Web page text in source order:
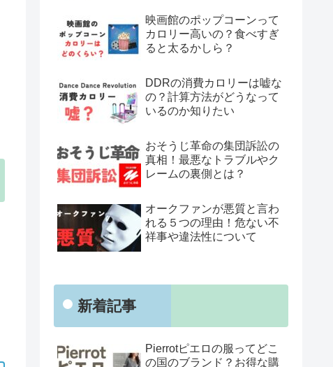
映画館のポップコーンって
カロリー高いの？食べすぎ
ると太るかしら？
DDRの消費カロリーは嘘な
の？計算方法がどうなって
いるのか知りたい
おそうじ革命の集団訴訟の
真相！最悪なトラブルやク
レームの裏側とは？
オークファンが悪質と言わ
れる５つの理由！危ない不
祥事や違法性について
新着記事
Pierrotピエロの服ってどこ
の国のブランド？お得な購